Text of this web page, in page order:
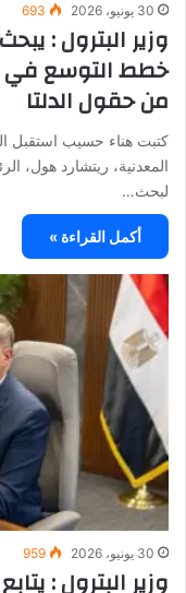
30 يونيو، 2026 693
وزير البترول :
خطط التوسع في
من حقول الدلتا
كتبت هناء حسيب استقبل
المعدنية، ريتشارد هول،
لبحث…
أكمل القراءة »
30 يونيو، 2026 959
وزير البترول :